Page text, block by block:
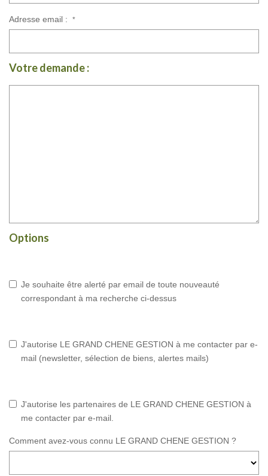
Adresse email : *
Votre demande :
Options
Je souhaite être alerté par email de toute nouveauté
correspondant à ma recherche ci-dessus
J'autorise LE GRAND CHENE GESTION à me contacter par e-
mail (newsletter, sélection de biens, alertes mails)
J'autorise les partenaires de LE GRAND CHENE GESTION à
me contacter par e-mail.
Comment avez-vous connu LE GRAND CHENE GESTION ?